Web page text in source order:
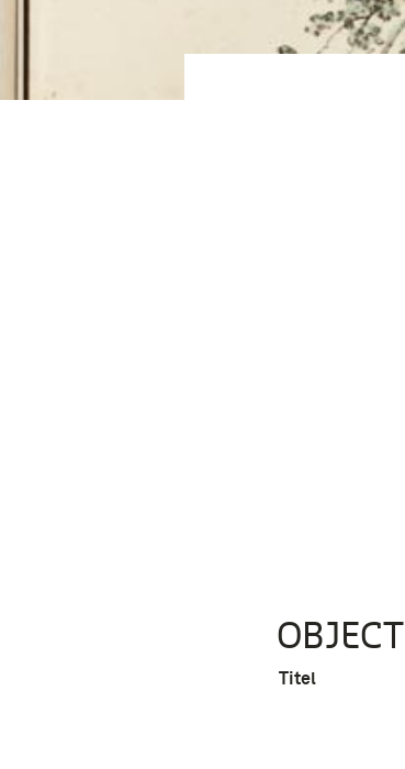
OBJECT
Titel